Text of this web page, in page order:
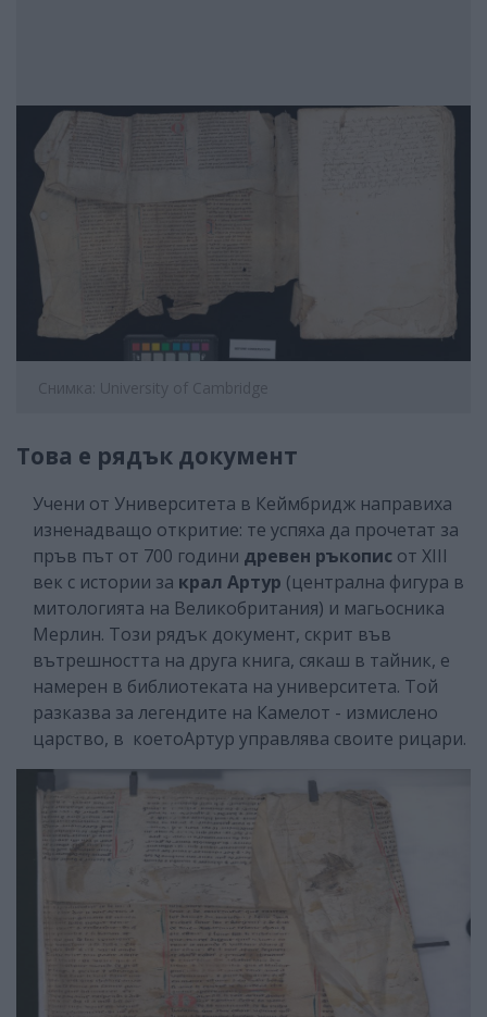
Снимка: University of Cambridge
Това е рядък документ
Учени от Университета в Кеймбридж направиха
изненадващо откритие: те успяха да прочетат за
пръв път от 700 години древен ръкопис от XIII
век с истории за крал Артур (централна фигура в
митологията на Великобритания) и магьосника
Мерлин. Този рядък документ, скрит във
вътрешността на друга книга, сякаш в тайник, е
намерен в библиотеката на университета. Той
разказва за легендите на Камелот - измислено
царство, в коетоАртур управлява своите рицари.